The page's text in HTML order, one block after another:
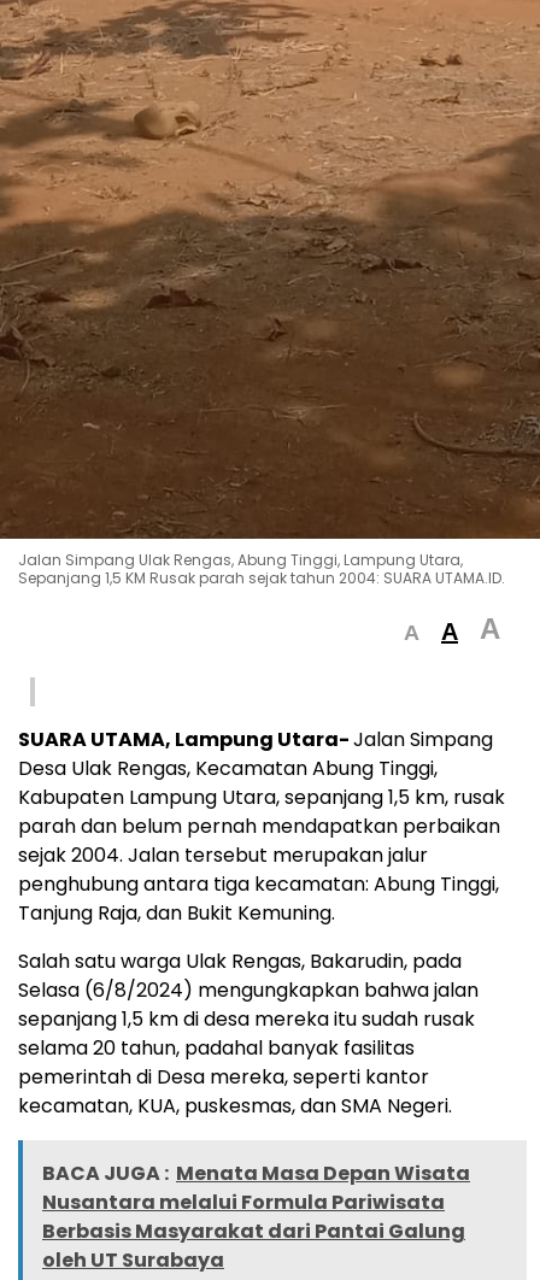
Jalan Simpang Ulak Rengas, Abung Tinggi, Lampung Utara,
Sepanjang 1,5 KM Rusak parah sejak tahun 2004: SUARA UTAMA.ID.
A A A
SUARA UTAMA, Lampung Utara-Jalan Simpang
Desa Ulak Rengas, Kecamatan Abung Tinggi,
Kabupaten Lampung Utara, sepanjang 1,5 km, rusak
parah dan belum pernah mendapatkan perbaikan
sejak 2004. Jalan tersebut merupakan jalur
penghubung antara tiga kecamatan: Abung Tinggi,
Tanjung Raja, dan Bukit Kemuning.
Salah satu warga Ulak Rengas, Bakarudin, pada
Selasa (6/8/2024) mengungkapkan bahwa jalan
sepanjang 1,5 km di desa mereka itu sudah rusak
selama 20 tahun, padahal banyak fasilitas
pemerintah di Desa mereka, seperti kantor
kecamatan, KUA, puskesmas, dan SMA Negeri.
BACA JUGA : Menata Masa Depan Wisata
Nusantara melalui Formula Pariwisata
Berbasis Masyarakat dari Pantai Galung
oleh UT Surabaya